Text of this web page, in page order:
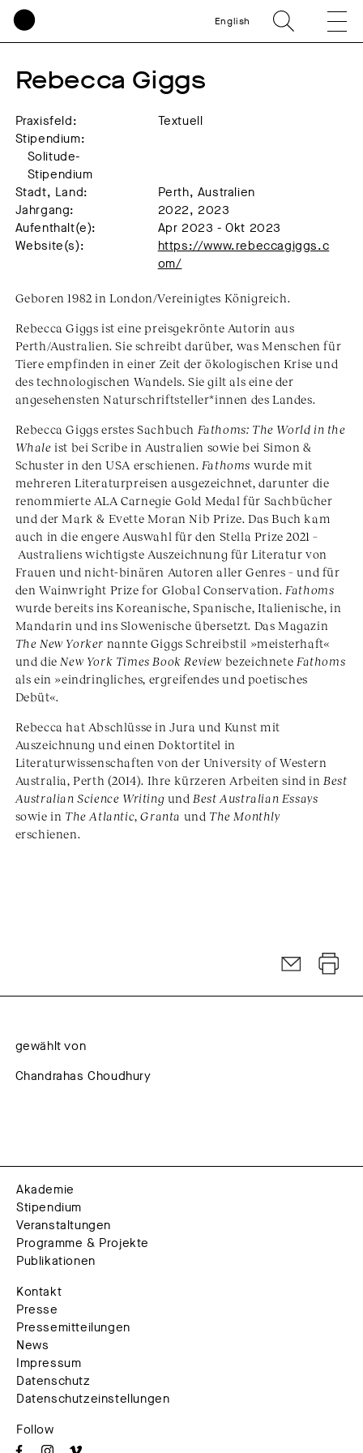
English
Rebecca Giggs
Praxisfeld:
Textuell
Stipendium:
Solitude-
Stipendium
Stadt, Land:
Perth, Australien
Jahrgang:
2022, 2023
Aufenthalt(e):
Apr 2023 - Okt 2023
Website(s):
https://www.rebeccagiggs.c
om/
Geboren 1982 in London/Vereinigtes Königreich.
Rebecca Giggs ist eine preisgekrönte Autorin aus
Perth/Australien. Sie schreibt darüber, was Menschen für
Tiere empfinden in einer Zeit der ökologischen Krise und
des technologischen Wandels. Sie gilt als eine der
angesehensten Naturschriftsteller*innen des Landes.
Rebecca Giggs erstes Sachbuch Fathoms: The World in the
Whale ist bei Scribe in Australien sowie bei Simon &
Schuster in den USA erschienen. Fathoms wurde mit
mehreren Literaturpreisen ausgezeichnet, darunter die
renommierte ALA Carnegie Gold Medal für Sachbücher
und der Mark & Evette Moran Nib Prize. Das Buch kam
auch in die engere Auswahl für den Stella Prize 2021 –
Australiens wichtigste Auszeichnung für Literatur von
Frauen und nicht-binären Autoren aller Genres – und für
den Wainwright Prize for Global Conservation. Fathoms
wurde bereits ins Koreanische, Spanische, Italienische, in
Mandarin und ins Slowenische übersetzt. Das Magazin
The New Yorker nannte Giggs Schreibstil »meisterhaft«
und die New York Times Book Review bezeichnete Fathoms
als ein »eindringliches, ergreifendes und poetisches
Debüt«.
Rebecca hat Abschlüsse in Jura und Kunst mit
Auszeichnung und einen Doktortitel in
Literaturwissenschaften von der University of Western
Australia, Perth (2014). Ihre kürzeren Arbeiten sind in Best
Australian Science Writing und Best Australian Essays
sowie in The Atlantic,Granta und The Monthly
erschienen.
gewählt von
Chandrahas Choudhury
Akademie
Stipendium
Veranstaltungen
Programme & Projekte
Publikationen
Kontakt
Presse
Pressemitteilungen
News
Impressum
Datenschutz
Datenschutzeinstellungen
Follow